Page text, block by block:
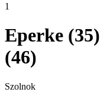
1
Eperke
(46)
Szolnok